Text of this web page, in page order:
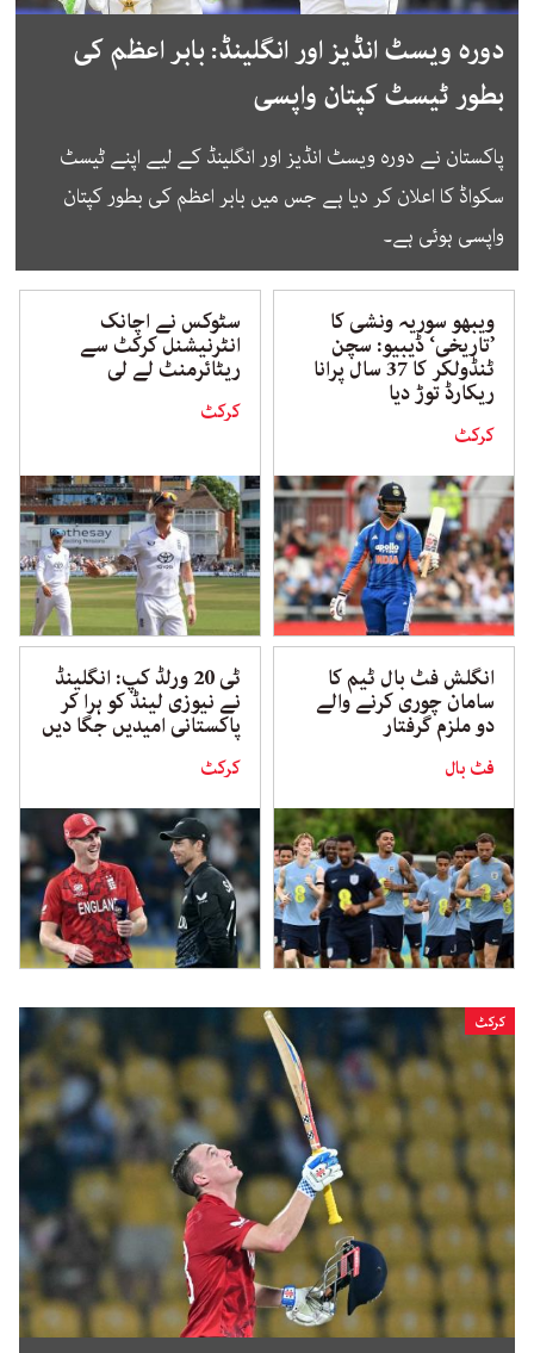
دورہ ویسٹ انڈیز اور انگلینڈ: بابر اعظم کی
بطور ٹیسٹ کپتان واپسی
پاکستان نے دورہ ویسٹ انڈیز اور انگلینڈ کے لیے اپنے ٹیسٹ
سکواڈ کا اعلان کر دیا ہے جس میں بابر اعظم کی بطور کپتان
واپسی ہوئی ہے۔
ویبھو سوریہ ونشی کا
’تاریخی‘ ڈیبیو: سچن
ٹنڈولکر کا 37 سال پرانا
ریکارڈ توڑ دیا
کرکٹ
سٹوکس نے اچانک
انٹرنیشنل کرکٹ سے
ریٹائرمنٹ لے لی
کرکٹ
انگلش فٹ بال ٹیم کا
سامان چوری کرنے والے
دو ملزم گرفتار
فٹ بال
ٹی 20 ورلڈ کپ: انگلینڈ
نے نیوزی لینڈ کو ہرا کر
پاکستانی امیدیں جگا دیں
کرکٹ
کرکٹ